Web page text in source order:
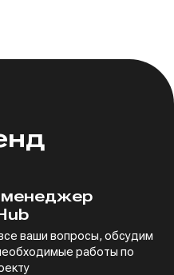
менеджер
ваши вопросы, обсудим
работы по